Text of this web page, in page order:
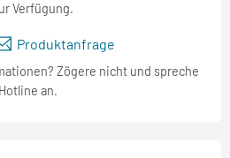
Verfügung.
Produktanfrage
Zögere nicht und spreche
an.